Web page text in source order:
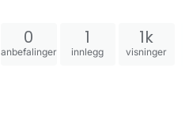
0
anbefalinger
1
innlegg
1k
visninger